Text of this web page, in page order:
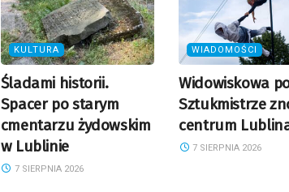
KULTURA
Śladami historii.
Spacer po starym
cmentarzu żydowskim
w Lublinie
7 SIERPNIA 2026
WIADOMOŚCI
Widowiskowa
Sztukmistrze
centrum
7 SIERPNIA 2026